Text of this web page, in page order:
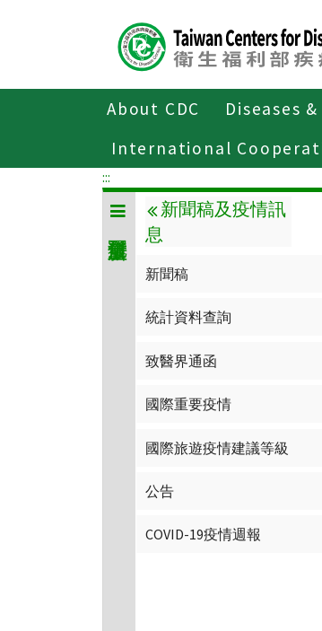
About CDC Diseases
International傳染病與防疫專題
:::
新聞稿及疫情訊
息
新聞稿
統計資料查詢
致醫界通函
國際重要疫情
國際旅遊疫情建議等級
公告
COVID-19疫情週報